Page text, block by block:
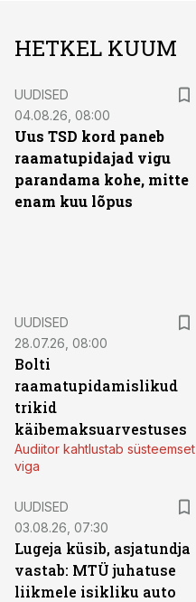
HETKEL KUUM
UUDISED
04.08.26, 08:00
Uus TSD kord paneb
raamatupidajad vigu
parandama kohe, mitte
enam kuu lõpus
UUDISED
28.07.26, 08:00
Bolti
raamatupidamislikud
trikid
käibemaksuarvestuses
Audiitor kahtlustab süsteemset
viga
UUDISED
03.08.26, 07:30
Lugeja küsib, asjatundja
vastab: MTÜ juhatuse
liikmele isikliku auto